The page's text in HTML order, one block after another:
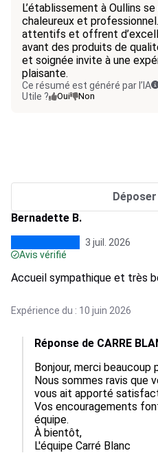
L’établissement à Oullins
chaleureux et
attentifs et offrent
avant des produits de
et soignée invite à une
plaisante.
Ce résumé est généré par l’IA
Utile ?
Oui Non
Bernadette B.
3 juil. 2026
Avis vérifié
Accueil sympathique et très
Expérience du : 10 juin 2026
Réponse de CARRE
Bonjour, merci beaucoup
Nous sommes ravis que
vous ait apporté
Vos encouragements
équipe.
À bientôt,
L'équipe Carré Blanc